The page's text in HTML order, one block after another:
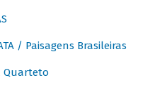
/ Paisagens Brasileiras
Quarteto